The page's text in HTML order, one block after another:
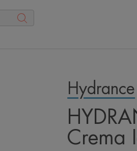
Hydrance
Crema